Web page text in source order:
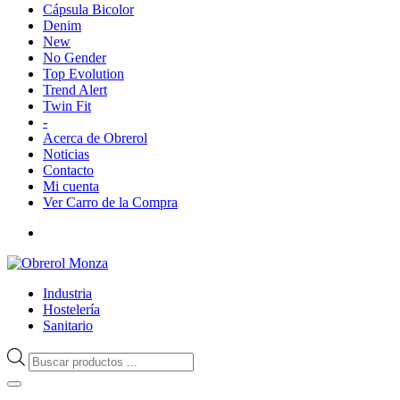
Cápsula Bicolor
Denim
New
No Gender
Top Evolution
Trend Alert
Twin Fit
-
Acerca de Obrerol
Noticias
Contacto
Mi cuenta
Ver Carro de la Compra
Industria
Hostelería
Sanitario
Búsqueda
de